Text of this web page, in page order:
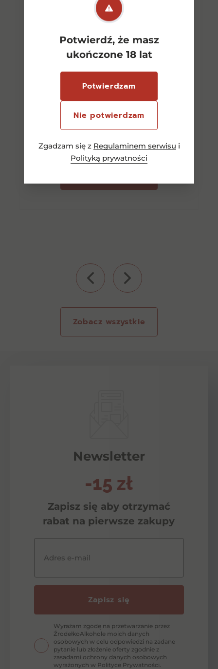
Potwierdź, że masz
ukończone 18 lat
Potwierdzam
Nie potwierdzam
Zgadzam się z Regulaminem serwisu i
Polityką prywatności
Blanc 0.75l BW
36,00zł
Zobacz wszystkie
Newsletter
-15 zł
Zapisz się aby otrzymać
rabat na pierwsze zakupy
Adres e-mail
Zapisz się
Wyrażam zgodę na przetwarzanie przez
ŹrodełkoAlkohole moich danych
osobowych w celu odpowiedzi na zadane
pytanie lub złożenie oferty zgodnie z
zasadami ochrony danych osobowych
wyrażonych w Polityce Prywatności.